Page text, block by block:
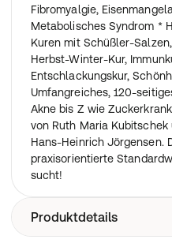
Fibromyalgie,
Metabolisches Syndrom *
Kuren mit Schüßler-
Herbst-Winter-Kur,
Entschlackungskur,
Umfangreiches, 120-
Akne bis Z wie
von Ruth Maria
Hans-Heinrich Jörgensen.
praxisorientierte
sucht!
Produktdetails